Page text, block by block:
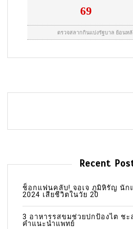
Recent
ช็อกแฟนคลับ! จอเจ ภูมิหิรัญ นัก
2024 เสียชีวิตในวัย 20
3 อาหารรสขมช่วยปกป้องไต ชะ
คำแนะนำแพทย์